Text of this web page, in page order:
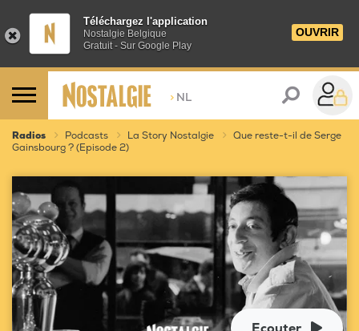
Téléchargez l'application
Nostalgie Belgique
Gratuit - Sur Google Play
OUVRIR
> NL
Radios Podcasts La Story Nostalgie
Que reste-t-il de Serge
Gainsbourg ? (Episode 2)